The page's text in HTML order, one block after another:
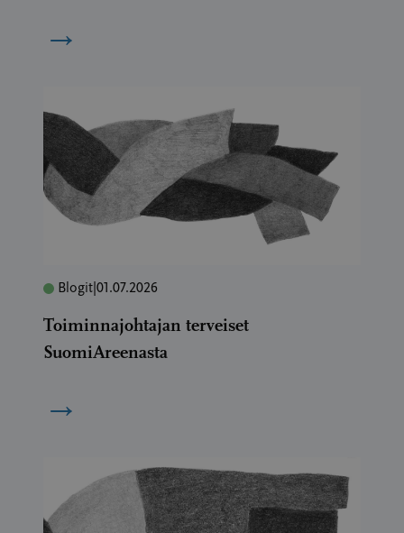
→
Blogit 01.07.2026
Toiminnajohtajan terveiset
SuomiAreenasta
→